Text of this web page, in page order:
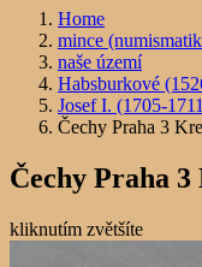
Home
mince
naše území
Habsburkové
Josef I. (1705-
Čechy Praha 3
Čechy Praha
kliknutím zvětšíte